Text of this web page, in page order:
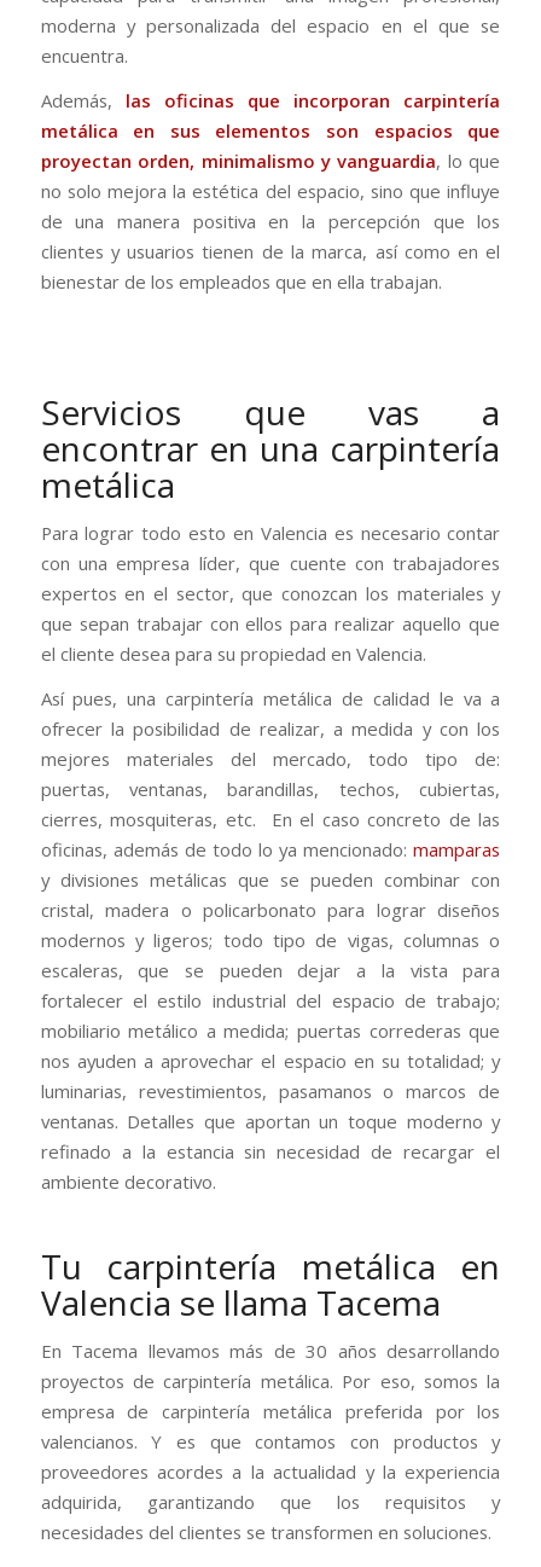
moderna y personalizada del espacio en el que se
encuentra.
Además, las oficinas que incorporan carpintería
metálica en sus elementos son espacios que
proyectan orden, minimalismo y vanguardia, lo que
no solo mejora la estética del espacio, sino que influye
de una manera positiva en la percepción que los
clientes y usuarios tienen de la marca, así como en el
bienestar de los empleados que en ella trabajan.
Servicios que vas a
encontrar en una carpintería
metálica
Para lograr todo esto en Valencia es necesario contar
con una empresa líder, que cuente con trabajadores
expertos en el sector, que conozcan los materiales y
que sepan trabajar con ellos para realizar aquello que
el cliente desea para su propiedad en Valencia.
Así pues, una carpintería metálica de calidad le va a
ofrecer la posibilidad de realizar, a medida y con los
mejores materiales del mercado, todo tipo de:
puertas, ventanas, barandillas, techos, cubiertas,
cierres, mosquiteras, etc. En el caso concreto de las
oficinas, además de todo lo ya mencionado:mamparas
y divisiones metálicas que se pueden combinar con
cristal, madera o policarbonato para lograr diseños
modernos y ligeros; todo tipo de vigas, columnas o
escaleras, que se pueden dejar a la vista para
fortalecer el estilo industrial del espacio de trabajo;
mobiliario metálico a medida; puertas correderas que
nos ayuden a aprovechar el espacio en su totalidad; y
luminarias, revestimientos, pasamanos o marcos de
ventanas. Detalles que aportan un toque moderno y
refinado a la estancia sin necesidad de recargar el
ambiente decorativo.
Tu carpintería metálica en
Valencia se llama Tacema
En Tacema llevamos más de 30 años desarrollando
proyectos de carpintería metálica. Por eso, somos la
empresa de carpintería metálica preferida por los
valencianos. Y es que contamos con productos y
proveedores acordes a la actualidad y la experiencia
adquirida, garantizando que los requisitos y
necesidades del clientes se transformen en soluciones.